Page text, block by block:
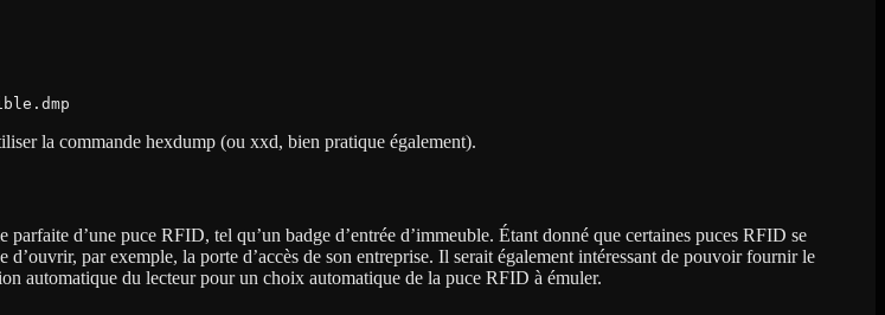
la commande hexdump (ou xxd, bien pratique également).
d’une puce RFID, tel qu’un badge d’entrée d’immeuble. Étant donné que certaines puces RFID se
par exemple, la porte d’accès de son entreprise. Il serait également intéressant de pouvoir fournir le
automatique du lecteur pour un choix automatique de la puce RFID à émuler.